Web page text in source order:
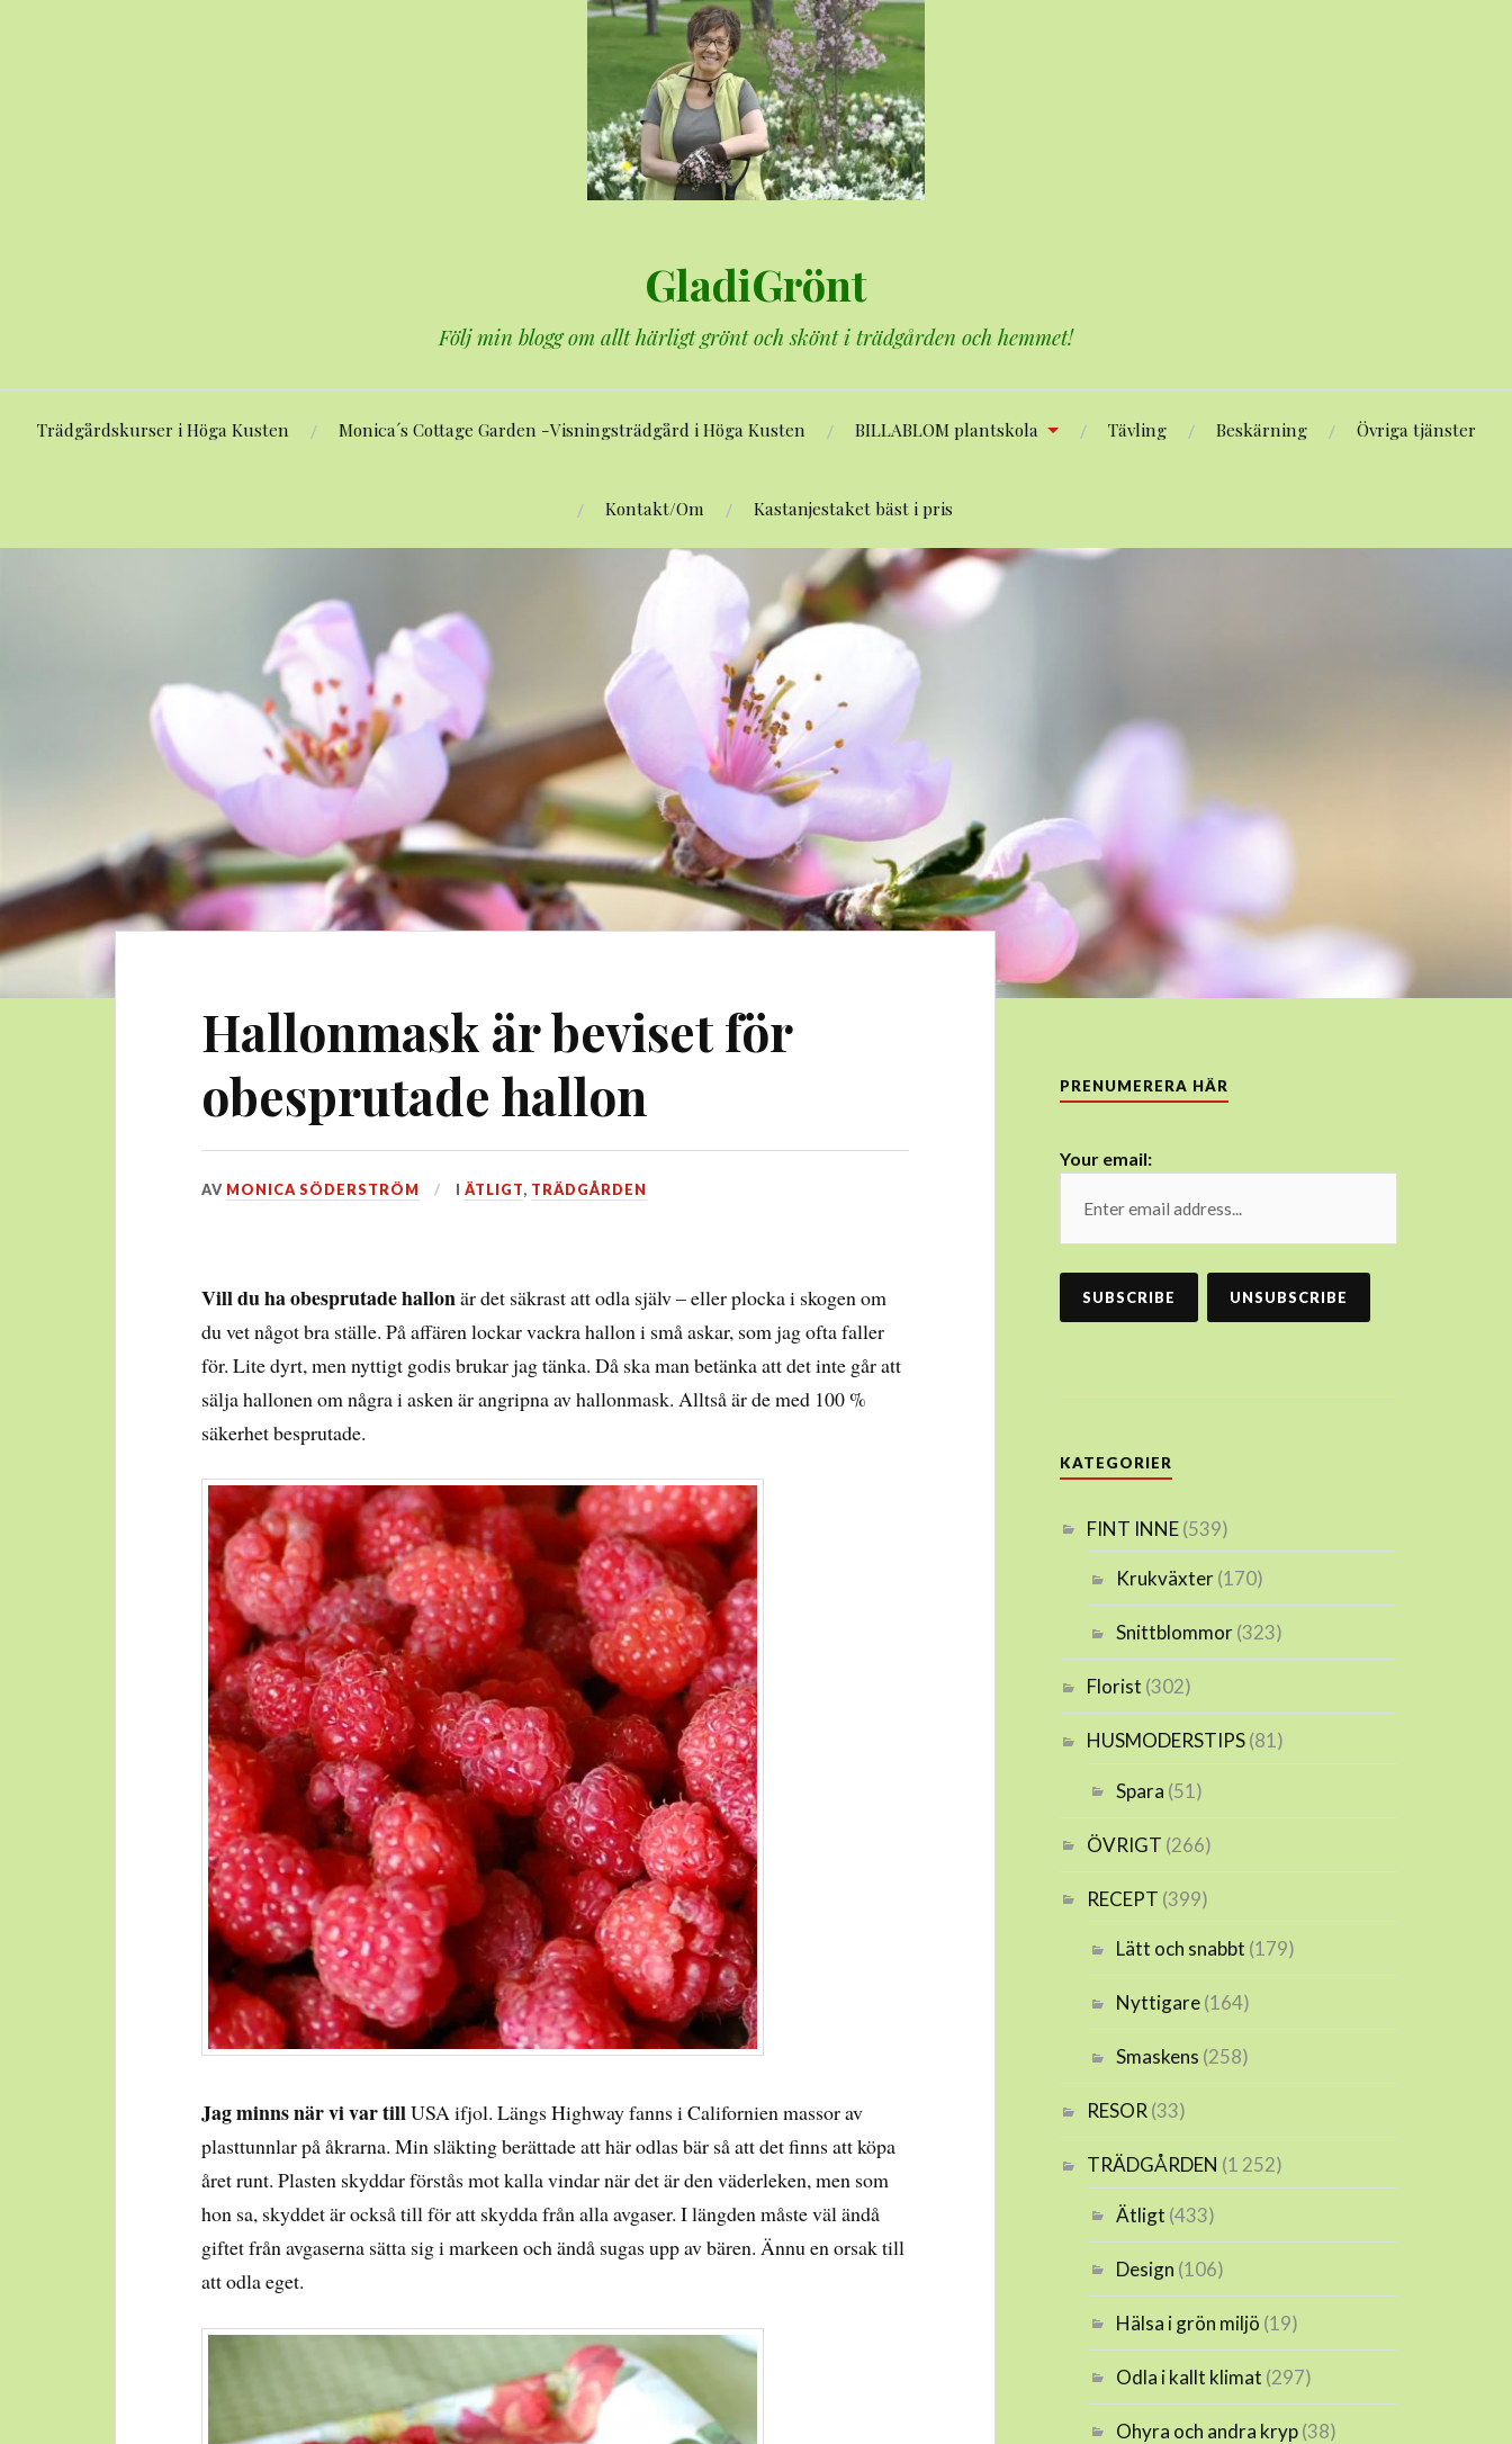
GladiGrönt
Följ min blogg om allt härligt grönt och skönt i trädgården och hemmet!
Trädgårdskurser i Höga Kusten Monica´s Cottage Garden -Visningsträdgård i Höga Kusten BILLABLOM plantskola Tävling Beskärning Övriga tjänster
Kontakt/Om Kastanjestaket bäst i pris
Hallonmask är beviset för
obesprutade hallon
DEN
AV MONICA SÖDERSTRÖM I ÄTLIGT, TRÄDGÅRDEN
Vill du ha obesprutade hallonär det säkrast att odla själv – eller plocka i skogen om
du vet något bra ställe. På affären lockar vackra hallon i små askar, som jag ofta faller
för. Lite dyrt, men nyttigt godis brukar jag tänka. Då ska man betänka att det inte går att
sälja hallonen om några i asken är angripna av hallonmask. Alltså är de med 100 %
säkerhet besprutade.
Jag minns när vi var tillUSA ifjol. Längs Highway fanns i Californien massor av
plasttunnlar på åkrarna. Min släkting berättade att här odlas bär så att det finns att köpa
året runt. Plasten skyddar förstås mot kalla vindar när det är den väderleken, men som
hon sa, skyddet är också till för att skydda från alla avgaser. I längden måste väl ändå
giftet från avgaserna sätta sig i markeen och ändå sugas upp av bären. Ännu en orsak till
att odla eget.
PRENUMERERA HÄR
Your email:
KATEGORIER
FINT INNE(539)
Krukväxter(170)
Snittblommor(323)
Florist (302)
HUSMODERSTIPS(81)
Spara (51)
ÖVRIGT (266)
RECEPT (399)
Lätt och snabbt (179)
Nyttigare(164)
Smaskens (258)
RESOR (33)
TRÄDGÅRDEN (1 252)
Ätligt (433)
Design (106)
Hälsa i grön miljö (19)
Odla i kallt klimat (297)
Ohyra och andra kryp(38)